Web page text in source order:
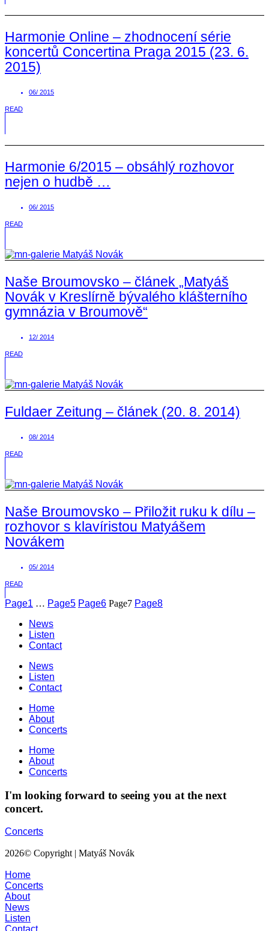
Harmonie Online – zhodnocení série
koncertů Concertina Praga 2015 (23. 6.
2015)
06/ 2015
READ
Harmonie 6/2015 – obsáhlý rozhovor
nejen o hudbě …
06/ 2015
READ
Naše Broumovsko – článek „Matyáš
Novák v Kreslírně bývalého klášterního
gymnázia v Broumově“
12/ 2014
READ
Fuldaer Zeitung – článek (20. 8. 2014)
08/ 2014
READ
Naše Broumovsko – Přiložit ruku k dílu –
rozhovor s klavíristou Matyášem
Novákem
05/ 2014
READ
Page1 … Page5 Page6 Page7 Page8
News
Listen
Contact
News
Listen
Contact
Home
About
Concerts
Home
About
Concerts
I'm looking forward to seeing you at the next
concert.
Concerts
2026© Copyright | Matyáš Novák
Home
Concerts
About
News
Listen